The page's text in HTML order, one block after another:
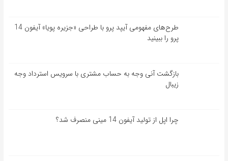
طرح‌های مفهومی آیپد پرو با طراحی «جزیره پویا» آیفون 14
پرو را ببینید
بازگشت آنی وجه به حساب مشتری با سرویس استرداد وجه
زیبال
چرا اپل از تولید آیفون 14 مینی منصرف شد؟